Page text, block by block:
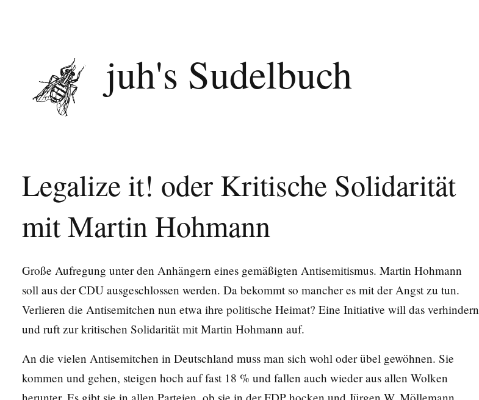
juh's Sudelbuch
Legalize it! oder Kritische Solidarität
mit Martin Hohmann
Große Aufregung unter den Anhängern eines gemäßigten Antisemitismus. Martin Hohmann
soll aus der CDU ausgeschlossen werden. Da bekommt so mancher es mit der Angst zu tun.
Verlieren die Antisemitchen nun etwa ihre politische Heimat? Eine Initiative will das verhindern
und ruft zur kritischen Solidarität mit Martin Hohmann auf.
An die vielen Antisemitchen in Deutschland muss man sich wohl oder übel gewöhnen. Sie
kommen und gehen, steigen hoch auf fast 18 % und fallen auch wieder aus allen Wolken